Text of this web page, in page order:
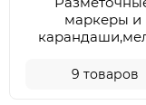
маркеры и
9товаров